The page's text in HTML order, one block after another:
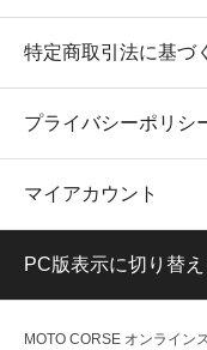
特定商取引法に基づ
プライバシーポリシ
マイアカウント
PC版表示に切り替え
MOTO CORSE オンライン